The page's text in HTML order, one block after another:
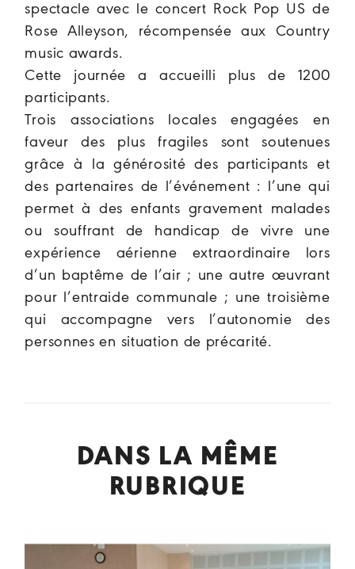
spectacle avec le concert Rock Pop US de
Rose Alleyson, récompensée aux Country
music awards.
Cette journée a accueilli plus de 1200
participants.
Trois associations locales engagées en
faveur des plus fragiles sont soutenues
grâce à la générosité des participants et
des partenaires de l’événement : l’une qui
permet à des enfants gravement malades
ou souffrant de handicap de vivre une
expérience aérienne extraordinaire lors
d’un baptême de l’air ; une autre œuvrant
pour l’entraide communale ; une troisième
qui accompagne vers l’autonomie des
personnes en situation de précarité.
DANS LA MÊME
RUBRIQUE